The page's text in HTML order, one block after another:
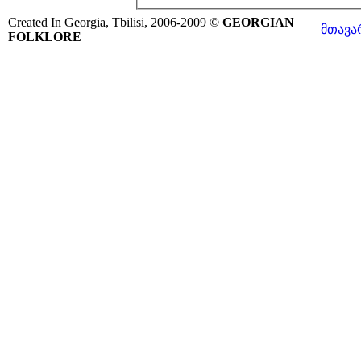
Created In Georgia, Tbilisi, 2006-2009 © GEORGIAN
FOLKLORE